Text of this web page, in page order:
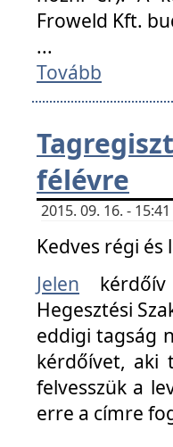
Froweld Kft.
...
Tovább
félévre
2015. 09. 16. -
Kedves régi
Jelen
Hegesztési
eddigi tagság
kérdőívet, aki
felvesszük a
erre a címre